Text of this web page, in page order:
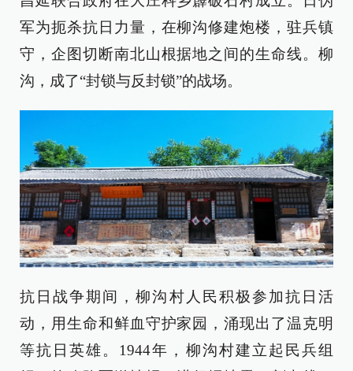
军为扼杀抗日力量，在柳沟修建炮楼，驻兵镇
守，企图切断南北山根据地之间的生命线。柳
沟，成了“封锁与反封锁”的战场。
抗日战争期间，柳沟村人民积极参加抗日活
动，用生命和鲜血守护家园，涌现出了温克明
等抗日英雄。1944年，柳沟村建立起民兵组